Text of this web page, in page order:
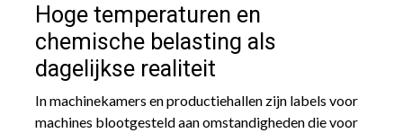
Hoge temperaturen en
chemische belasting als
dagelijkse realiteit
In machinekamers en productiehallen zijn labels voor
machines blootgesteld aan omstandigheden die voor